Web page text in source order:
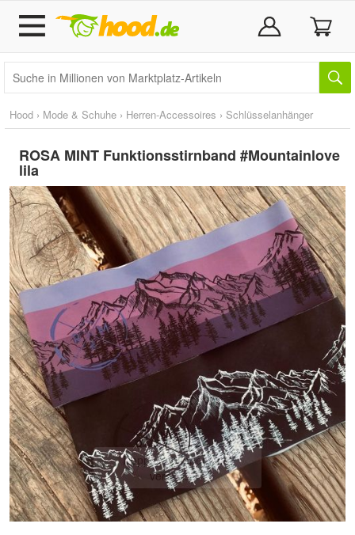
Hood › Mode & Schuhe › Herren-Accessoires › Schlüsselanhänger
ROSA MINT Funktionsstirnband #Mountainlove
lila
Doppelt antippen zum
vergrößern